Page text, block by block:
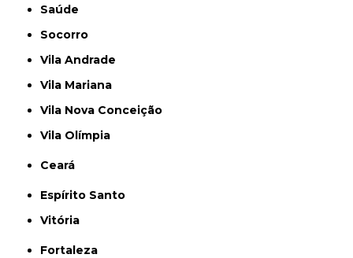
Saúde
Socorro
Vila Andrade
Vila Mariana
Vila Nova Conceição
Vila Olímpia
Ceará
Espírito Santo
Vitória
Fortaleza